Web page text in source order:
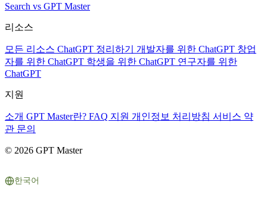
Search vs GPT Master
리소스
모든 리소스 ChatGPT 정리하기 개발자를 위한 ChatGPT 창업
자를 위한 ChatGPT 학생을 위한 ChatGPT 연구자를 위한
ChatGPT
지원
소개 GPT Master란? FAQ 지원 개인정보 처리방침 서비스 약
관 문의
© 2026 GPT Master
한국어